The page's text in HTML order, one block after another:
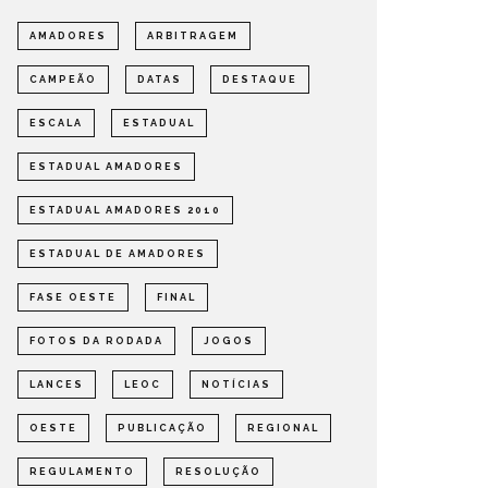
AMADORES ARBITRAGEM
CAMPEÃO DATAS DESTAQUE
ESCALA ESTADUAL
ESTADUAL AMADORES
ESTADUAL AMADORES 2010
ESTADUAL DE AMADORES
FASE OESTE FINAL
FOTOS DA RODADA JOGOS
LANCES LEOC NOTÍCIAS
OESTE PUBLICAÇÃO REGIONAL
REGULAMENTO RESOLUÇÃO